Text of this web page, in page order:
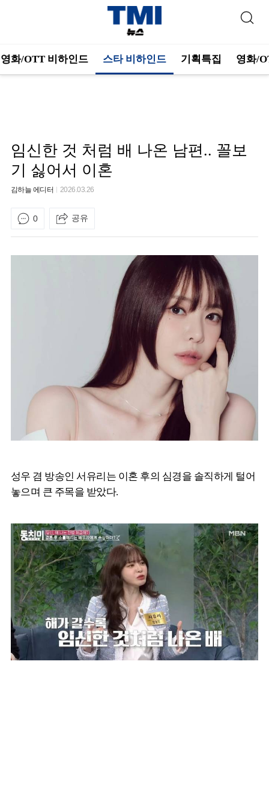
영화/OTT 비하인드 스타 비하인드 기획특집 영화/
임신한 것 처럼 배 나온 남편.. 꼴보
기 싫어서 이혼
김하늘 에디터 2026.03.26
0 공유
성우 겸 방송인 서유리는 이혼 후의 심경을 솔직하게 털어
놓으며 큰 주목을 받았다.